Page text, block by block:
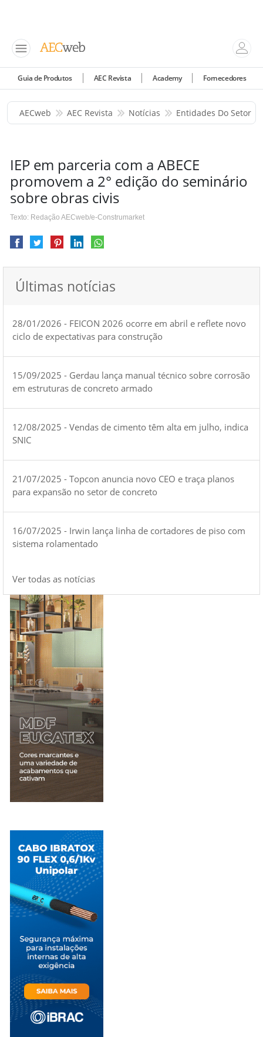
Guia de Produtos AEC Revista Academy Fornecedores
AECweb AEC Revista Notícias Entidades Do Setor
IEP em parceria com a ABECE
promovem a 2° edição do seminário
sobre obras civis
Texto: Redação AECweb/e-Construmarket
Últimas notícias
28/01/2026 - FEICON 2026 ocorre em abril e reflete novo
ciclo de expectativas para construção
15/09/2025 - Gerdau lança manual técnico sobre corrosão
em estruturas de concreto armado
12/08/2025 - Vendas de cimento têm alta em julho, indica
SNIC
21/07/2025 - Topcon anuncia novo CEO e traça planos
para expansão no setor de concreto
16/07/2025 - Irwin lança linha de cortadores de piso com
sistema rolamentado
Ver todas as notícias